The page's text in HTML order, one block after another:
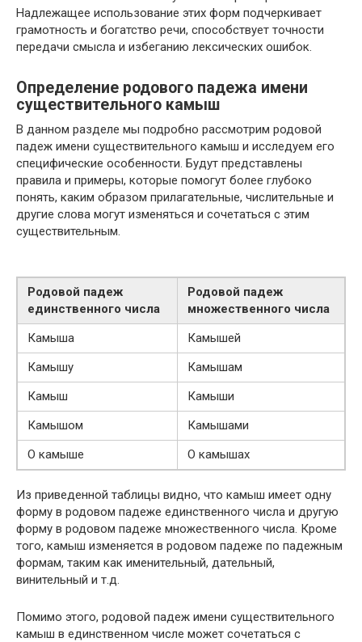
Надлежащее использование этих форм подчеркивает
грамотность и богатство речи, способствует точности
передачи смысла и избеганию лексических ошибок.
Определение родового падежа имени
существительного камыш
В данном разделе мы подробно рассмотрим родовой
падеж имени существительного камыш и исследуем его
специфические особенности. Будут представлены
правила и примеры, которые помогут более глубоко
понять, каким образом прилагательные, числительные и
другие слова могут изменяться и сочетаться с этим
существительным.
Родовой падеж
единственного числа
Родовой падеж
множественного числа
Камыша
Камышей
Камышу
Камышам
Камыш
Камыши
Камышом
Камышами
О камыше
О камышах
Из приведенной таблицы видно, что камыш имеет одну
форму в родовом падеже единственного числа и другую
форму в родовом падеже множественного числа. Кроме
того, камыш изменяется в родовом падеже по падежным
формам, таким как именительный, дательный,
винительный и т.д.
Помимо этого, родовой падеж имени существительного
камыш в единственном числе может сочетаться с